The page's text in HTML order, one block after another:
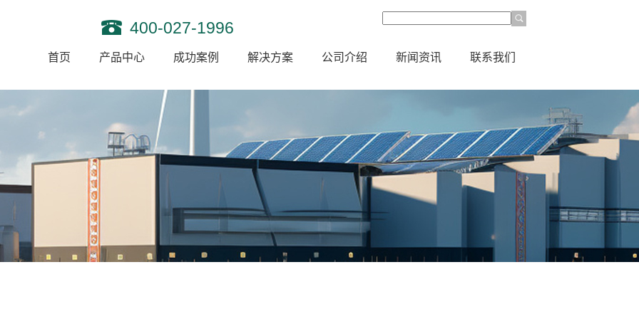
400-027-1996
首页 产品中心 成功案例 解决方案 公司介绍 新闻资讯 联系我们